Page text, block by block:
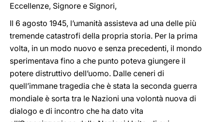
Eccellenze, Signore e Signori,
Il 6 agosto 1945, l’umanità assisteva ad una delle più
tremende catastrofi della propria storia. Per la prima
volta, in un modo nuovo e senza precedenti, il mondo
sperimentava fino a che punto poteva giungere il
potere distruttivo dell’uomo. Dalle ceneri di
quell’immane tragedia che è stata la seconda guerra
mondiale è sorta tra le Nazioni una volontà nuova di
dialogo e di incontro che ha dato vita